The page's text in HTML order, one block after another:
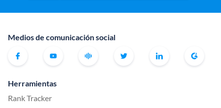
Medios de comunicación social
Herramientas
Rank Tracker